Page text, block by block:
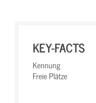
KEY-FACTS
Kennung
Freie Plätze